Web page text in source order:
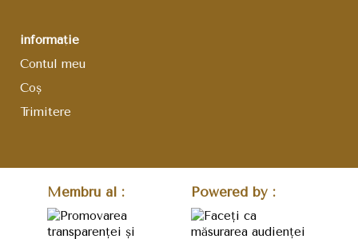
informație
Contul meu
Coş
Trimitere
Membru al : Powered by :